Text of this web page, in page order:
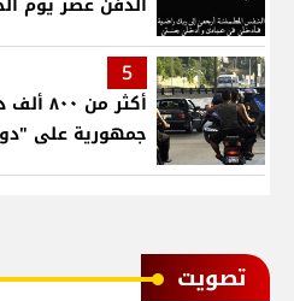
5
أكثر
جمهورية على
ﺗﺼﻮﻳﺖ